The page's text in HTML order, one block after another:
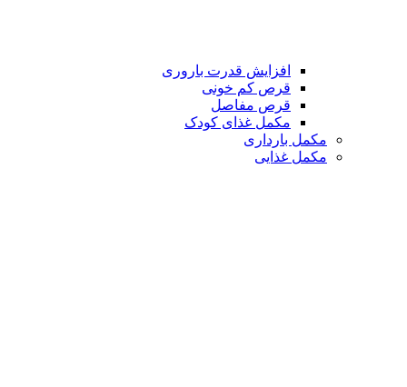
افزایش قدرت باروری
قرص کم خونی
قرص مفاصل
مکمل غذای کودک
مکمل بارداری
مکمل غذایی